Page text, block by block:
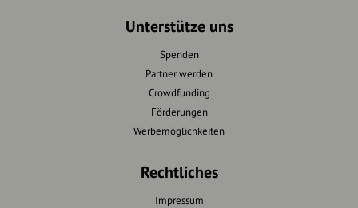
Unterstütze uns
Spenden
Partner werden
Crowdfunding
Förderungen
Werbemöglichkeiten
Rechtliches
Impressum